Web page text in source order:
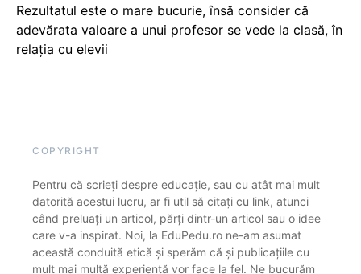
Rezultatul este o mare bucurie, însă consider că
adevărata valoare a unui profesor se vede la clasă, în
relația cu elevii
COPYRIGHT
Pentru că scrieți despre educație, sau cu atât mai mult
datorită acestui lucru, ar fi util să citați cu link, atunci
când preluați un articol, părți dintr-un articol sau o idee
care v-a inspirat. Noi, la EduPedu.ro ne-am asumat
această conduită etică și sperăm că și publicațiile cu
mult mai multă experiență vor face la fel. Ne bucurăm